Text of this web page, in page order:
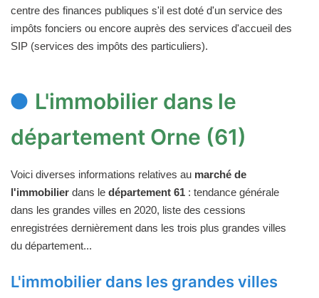
centre des finances publiques s'il est doté d'un service des
impôts fonciers ou encore auprès des services d'accueil des
SIP (services des impôts des particuliers).
L'immobilier dans le
département Orne (61)
Voici diverses informations relatives au marché de
l'immobilier dans le département 61 : tendance générale
dans les grandes villes en 2020, liste des cessions
enregistrées dernièrement dans les trois plus grandes villes
du département...
L'immobilier dans les grandes villes